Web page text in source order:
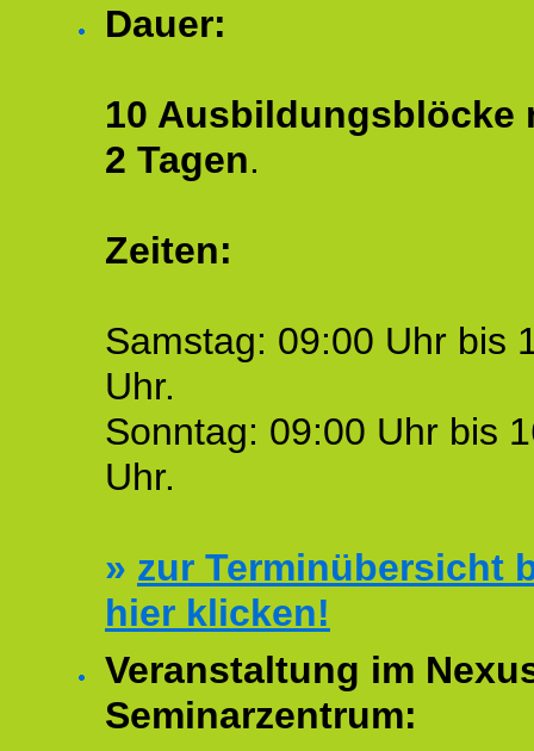
Dauer:
10 Ausbildungsblöcke
2 Tagen.
Zeiten:
Samstag: 09:00 Uhr bis
Uhr.
Sonntag: 09:00 Uhr bis
Uhr.
» zur Terminübersicht
hier klicken!
Veranstaltung im
Seminarzentrum: